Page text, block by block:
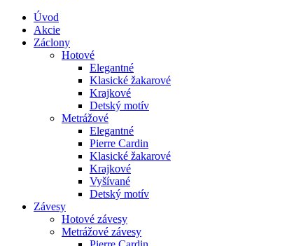
Úvod
Akcie
Záclony
Hotové
Elegantné
Klasické žakarové
Krajkové
Detský motív
Metrážové
Elegantné
Pierre Cardin
Klasické žakarové
Krajkové
Vyšívané
Detský motív
Závesy
Hotové závesy
Metrážové závesy